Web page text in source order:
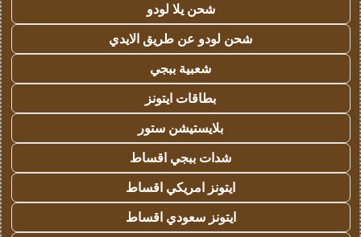
شحن يلا لودو
شحن لودو عن طريق الايدي
شعبية ببجي
بطاقات ايتونز
بلايستيشن ستور
شدات ببجي اقساط
ايتونز امريكي اقساط
ايتونز سعودي اقساط